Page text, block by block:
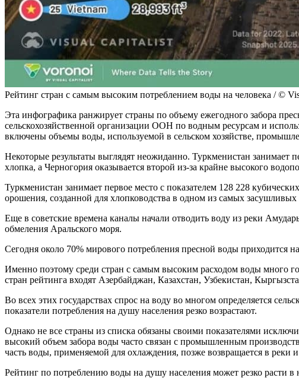
Рейтинг стран с самым высоким потреблением воды на человека / ©
Эта инфографика ранжирует страны по объему ежегодного забора
сельскохозяйственной организации ООН по водным ресурсам и
включены объемы воды, используемой в сельском хозяйстве,
Некоторые результаты выглядят неожиданно. Туркменистан
хлопка, а Черногория оказывается второй из-за крайне высокого
Туркменистан занимает первое место с показателем 128 228
орошения, созданной для хлопководства в одном из самых
Еще в советские времена каналы начали отводить воду из реки
обмеления Аральского моря.
Сегодня около 70% мирового потребления пресной воды приходится на
Именно поэтому среди стран с самым высоким расходом воды много
стран рейтинга входят Азербайджан, Казахстан, Узбекистан,
Во всех этих государствах спрос на воду во многом определяется
показатели потребления на душу населения резко возрастают.
Однако не все страны из списка обязаны своими показателями
высокий объем забора воды часто связан с промышленным
часть воды, применяемой для охлаждения, позже возвращается в реки
Рейтинг по потреблению воды на душу населения может резко расти